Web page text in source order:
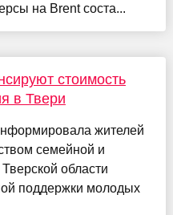
на Brent соста...
стоимость
в Твери
жителей
семейной и
области
поддержки молодых